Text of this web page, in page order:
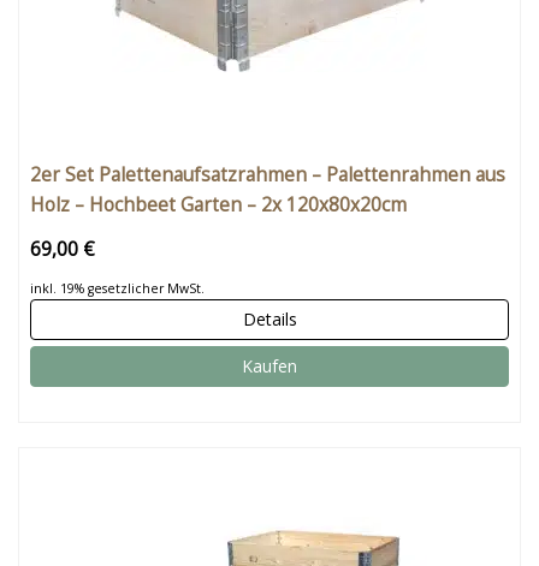
2er Set Palettenaufsatzrahmen – Palettenrahmen aus
Holz – Hochbeet Garten – 2x 120x80x20cm
69,00 €
inkl. 19% gesetzlicher MwSt.
Details
Kaufen